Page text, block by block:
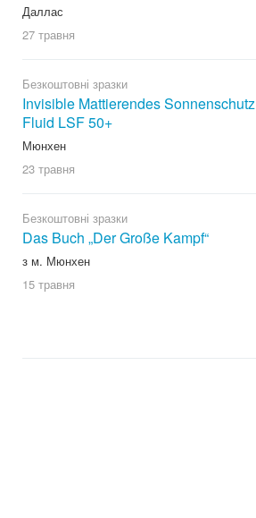
Даллас
27 травня
Безкоштовні зразки
Invisible Mattierendes Sonnenschutz
Fluid LSF 50+
Мюнхен
23 травня
Безкоштовні зразки
Das Buch „Der Große Kampf“
з м. Мюнхен
15 травня